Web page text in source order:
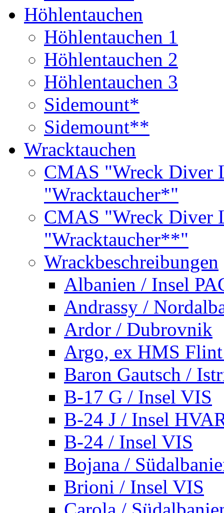
Höhlentauchen
Höhlentauchen 1
Höhlentauchen 2
Höhlentauchen 3
Sidemount*
Sidemount**
Wracktauchen
CMAS "Wreck Diver
"Wracktaucher*"
CMAS "Wreck Diver
"Wracktaucher**"
Wrackbeschreibungen
Albanien / Insel
Andrassy /
Ardor / Dubrovnik
Argo, ex HMS
Baron Gautsch /
B-17 G / Insel VIS
B-24 J / Insel
B-24 / Insel VIS
Bojana /
Brioni / Insel VIS